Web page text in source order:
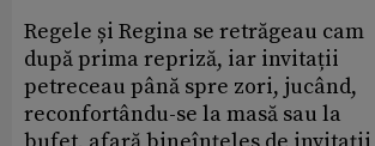
Regele și Regina se retrăgeau cam
după prima repriză, iar invitații
petreceau până spre zori, jucând,
reconfortându-se la masă sau la